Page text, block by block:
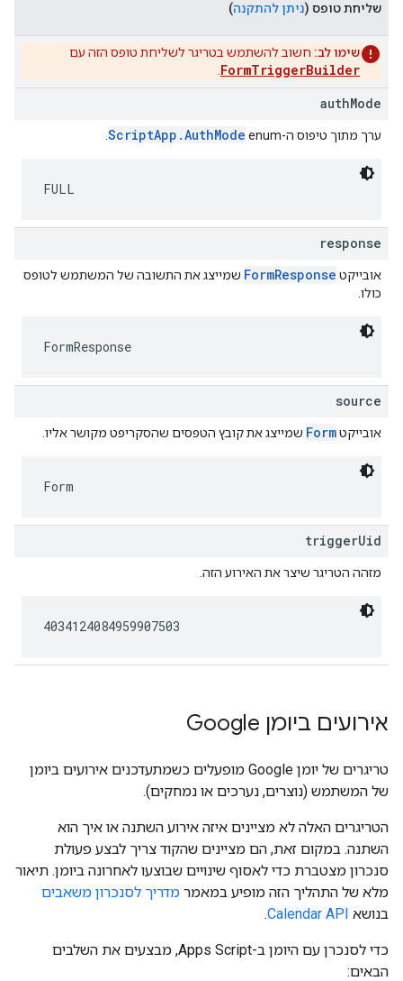
שליחת טופס (ניתן להתקנה)
שימו לב: חשוב להשתמש בטריגר לשליחת טופס הזה עם
FormTriggerBuilder
authMode
ערך מתוך טיפוס ה-enum‏ ScriptApp.AuthMode
FULL
response
אובייקט FormResponse שמייצג את התשובה של המשתמש לטופס
כולו.
FormResponse
source
אובייקטForm שמייצג את קובץ הטפסים שהסקריפט מקושר אליו.
Form
triggerUid
מזהה הטריגר שיצר את האירוע הזה.
4034124084959907503
אירועים ביומן Google
טריגרים של יומן Google מופעלים כשמתעדכנים אירועים ביומן
של המשתמש (נוצרים, נערכים או נמחקים).
הטריגרים האלה לא מציינים איזה אירוע השתנה או איך הוא
השתנה. במקום זאת, הם מציינים שהקוד צריך לבצע פעולת
סנכרון מצטברת כדי לאסוף שינויים שבוצעו לאחרונה ביומן. תיאור
מלא של התהליך הזה מופיע במאמר מדריך לסנכרון משאבים
בנושא Calendar API
.
כדי לסנכרן עם היומן ב-Apps Script, מבצעים את השלבים
הבאים: